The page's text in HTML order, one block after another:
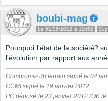
boubi-mag
Le 01/06/2012 à 11h52
Pourquoi l'état de la société?
l'évolution par rapport aux
Compromis du terrain signé le 04
CCMI signé le 19 janvier 2012.
PC déposé le 23 janvier 2012 (OK le